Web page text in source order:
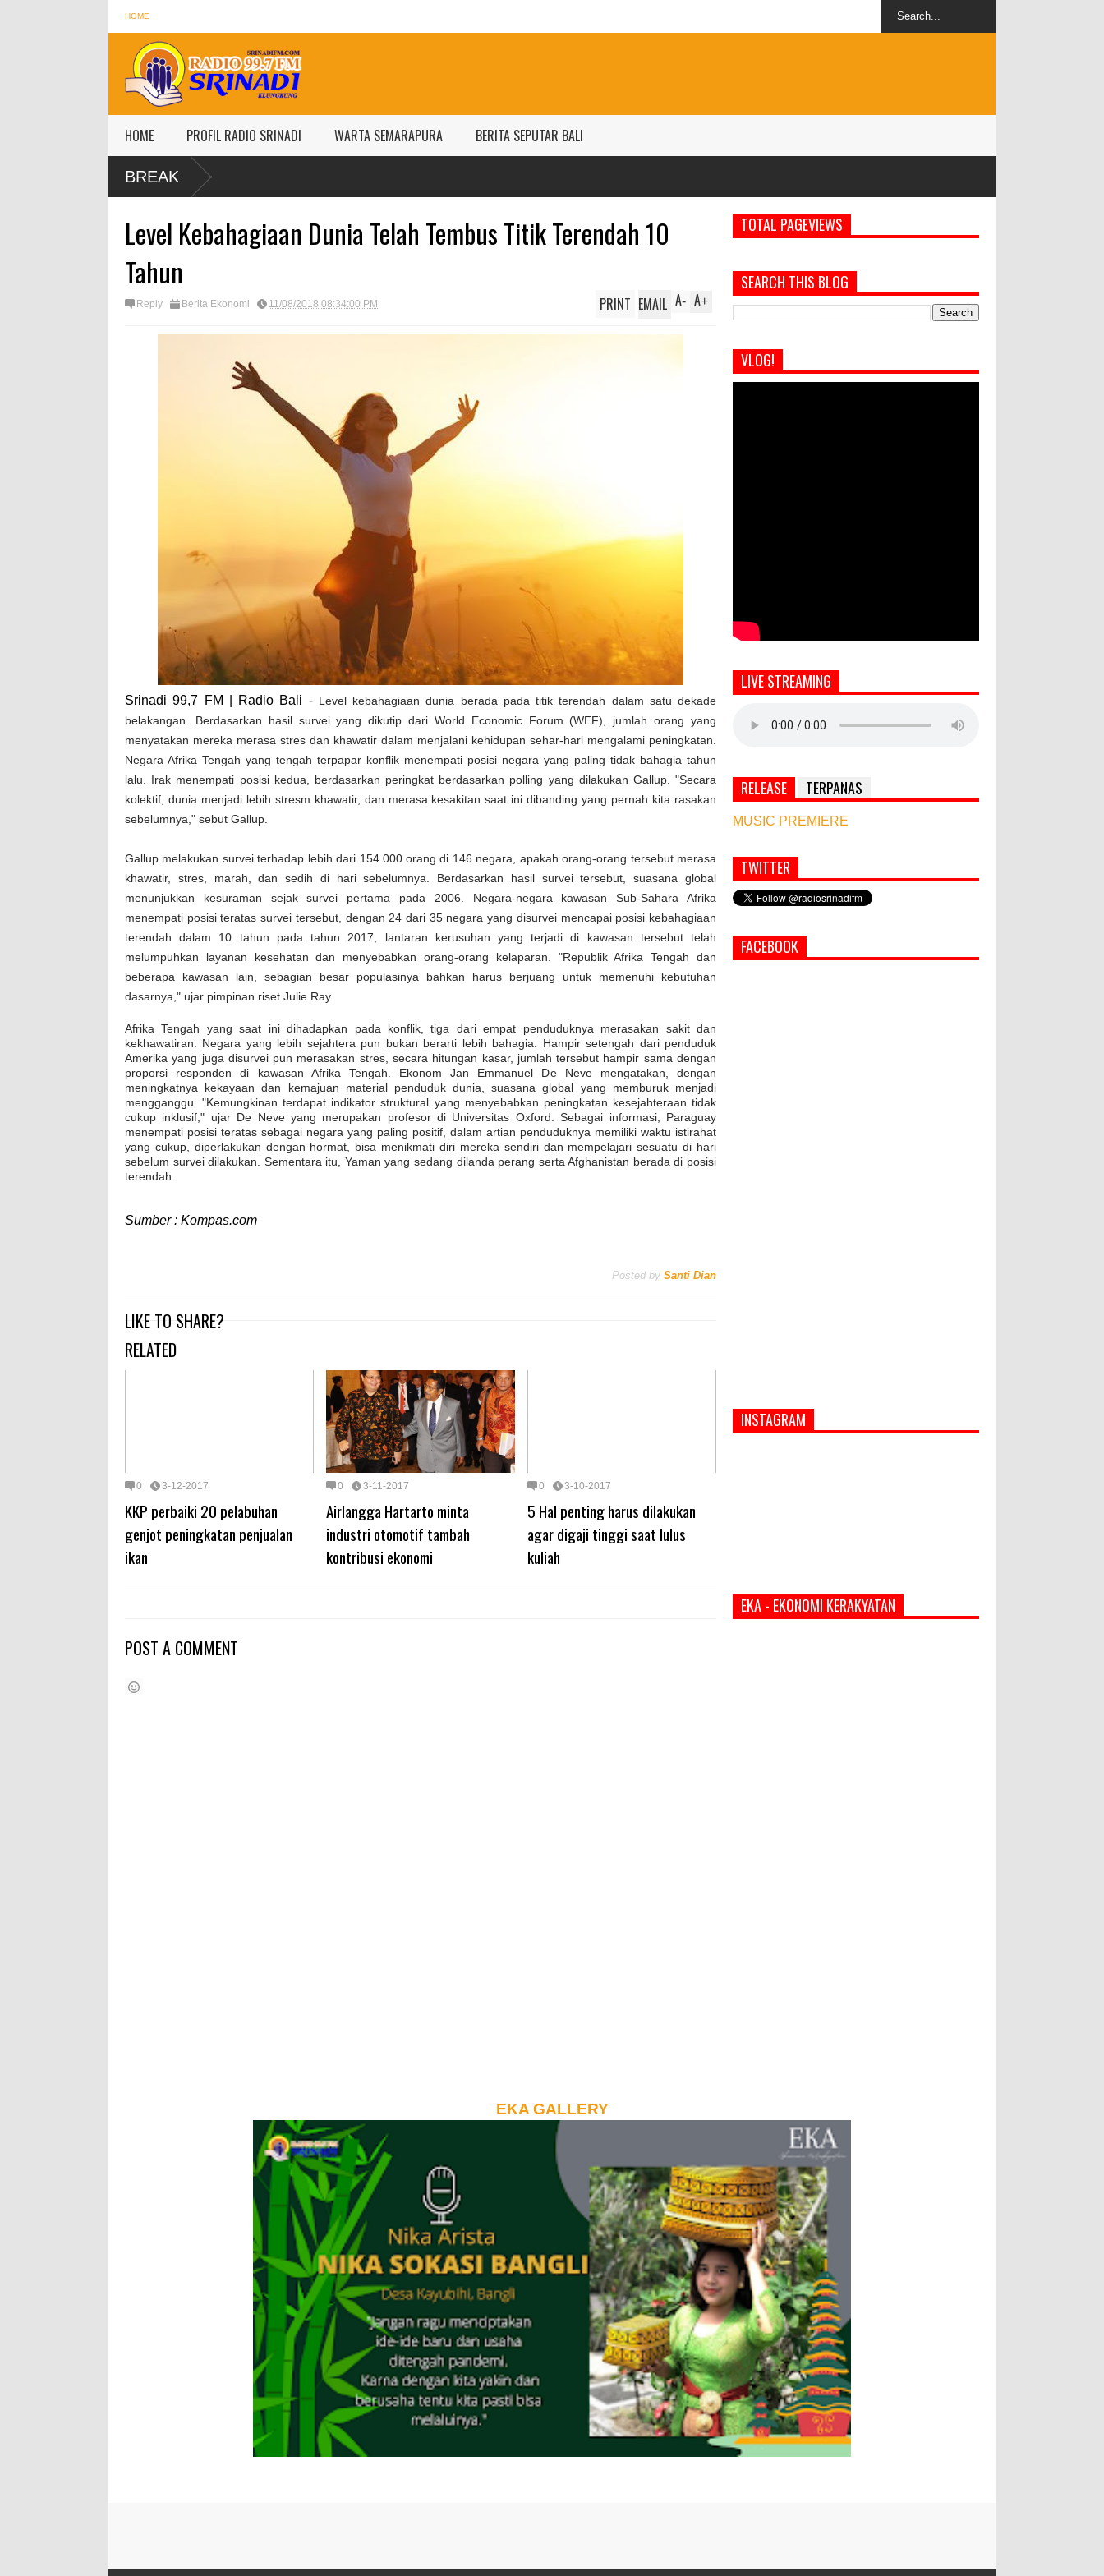
HOME
HOME PROFIL RADIO SRINADI WARTA SEMARAPURA BERITA SEPUTAR BALI
BREAK
Level Kebahagiaan Dunia Telah Tembus Titik Terendah 10
Tahun
Reply Berita Ekonomi 11/08/2018 08:34:00 PM A+
A-
PRINT EMAIL
Srinadi 99,7 FM | Radio Bali - Level kebahagiaan dunia berada pada titik terendah dalam satu dekade
belakangan. Berdasarkan hasil survei yang dikutip dari World Economic Forum (WEF), jumlah orang yang
menyatakan mereka merasa stres dan khawatir dalam menjalani kehidupan sehar-hari mengalami peningkatan.
Negara Afrika Tengah yang tengah terpapar konflik menempati posisi negara yang paling tidak bahagia tahun
lalu. Irak menempati posisi kedua, berdasarkan peringkat berdasarkan polling yang dilakukan Gallup. "Secara
kolektif, dunia menjadi lebih stresm khawatir, dan merasa kesakitan saat ini dibanding yang pernah kita rasakan
sebelumnya," sebut Gallup.
Gallup melakukan survei terhadap lebih dari 154.000 orang di 146 negara, apakah orang-orang tersebut merasa
khawatir, stres, marah, dan sedih di hari sebelumnya. Berdasarkan hasil survei tersebut, suasana global
menunjukkan kesuraman sejak survei pertama pada 2006. Negara-negara kawasan Sub-Sahara Afrika
menempati posisi teratas survei tersebut, dengan 24 dari 35 negara yang disurvei mencapai posisi kebahagiaan
terendah dalam 10 tahun pada tahun 2017, lantaran kerusuhan yang terjadi di kawasan tersebut telah
melumpuhkan layanan kesehatan dan menyebabkan orang-orang kelaparan. "Republik Afrika Tengah dan
beberapa kawasan lain, sebagian besar populasinya bahkan harus berjuang untuk memenuhi kebutuhan
dasarnya," ujar pimpinan riset Julie Ray.
Afrika Tengah yang saat ini dihadapkan pada konflik, tiga dari empat penduduknya merasakan sakit dan
kekhawatiran. Negara yang lebih sejahtera pun bukan berarti lebih bahagia. Hampir setengah dari penduduk
Amerika yang juga disurvei pun merasakan stres, secara hitungan kasar, jumlah tersebut hampir sama dengan
proporsi responden di kawasan Afrika Tengah. Ekonom Jan Emmanuel De Neve mengatakan, dengan
meningkatnya kekayaan dan kemajuan material penduduk dunia, suasana global yang memburuk menjadi
mengganggu. "Kemungkinan terdapat indikator struktural yang menyebabkan peningkatan kesejahteraan tidak
cukup inklusif," ujar De Neve yang merupakan profesor di Universitas Oxford. Sebagai informasi, Paraguay
menempati posisi teratas sebagai negara yang paling positif, dalam artian penduduknya memiliki waktu istirahat
yang cukup, diperlakukan dengan hormat, bisa menikmati diri mereka sendiri dan mempelajari sesuatu di hari
sebelum survei dilakukan. Sementara itu, Yaman yang sedang dilanda perang serta Afghanistan berada di posisi
terendah.
Sumber : Kompas.com
Posted by Santi Dian
LIKE TO SHARE?
RELATED
0 3-12-2017
KKP perbaiki 20 pelabuhan
genjot peningkatan penjualan
ikan
0 3-11-2017
Airlangga Hartarto minta
industri otomotif tambah
kontribusi ekonomi
0 3-10-2017
5 Hal penting harus dilakukan
agar digaji tinggi saat lulus
kuliah
POST A COMMENT
TOTAL PAGEVIEWS
SEARCH THIS BLOG
VLOG!
LIVE STREAMING
RELEASE TERPANAS
MUSIC PREMIERE
Simbol Persahabatan, RI Bangun Islamic Centre
di Afghanistan
PASAR MURAH
TWITTER
FACEBOOK
INSTAGRAM
EKA - EKONOMI KERAKYATAN
EKA GALLERY